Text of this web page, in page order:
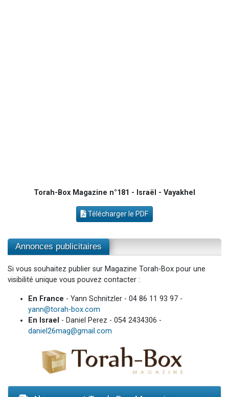
Torah-Box Magazine n°181 - Israël - Vayakhel
Télécharger le PDF
Annonces publicitaires
Si vous souhaitez publier sur Magazine Torah-Box pour une
visibilité unique vous pouvez contacter :
En France - Yann Schnitzler - 04 86 11 93 97 -
yann@torah-box.com
En Israel - Daniel Perez - 054 2434306 -
daniel26mag@gmail.com